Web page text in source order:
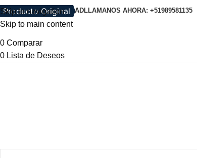
Skip to navigation
Skip to main content
POLITICA DE PRIVACIDADLLAMANOS AHORA: +51989581135
0 Comparar
0 Lista de Deseos
Producto Original